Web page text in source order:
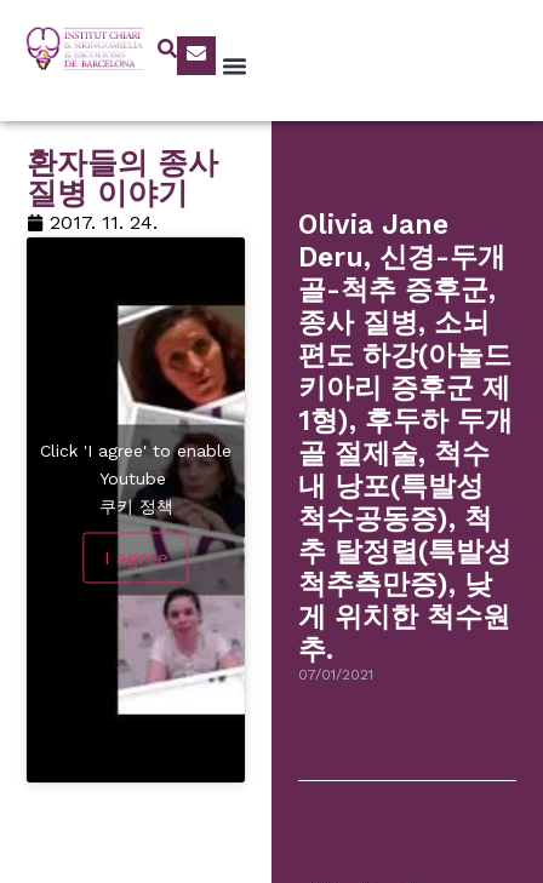
환자들의 종사
질병 이야기
2017. 11. 24.
Click 'I agree' to enable
Youtube
쿠키 정책
I agree
Olivia Jane
Deru, 신경-두개
골-척추 증후군,
종사 질병, 소뇌
편도 하강(아놀드
키아리 증후군 제
1형), 후두하 두개
골 절제술, 척수
내 낭포(특발성
척수공동증), 척
추 탈정렬(특발성
척추측만증), 낮
게 위치한 척수원
추.
07/01/2021